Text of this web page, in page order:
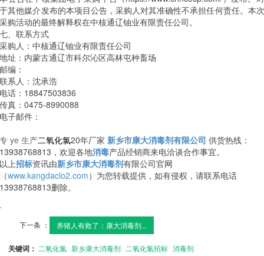
于其他媒介发布的本项目公告，采购人对其准确性不承担任何责任。本次
采购活动的最终解释权在中核通辽铀业有限责任公司。
七、联系方式
采购人：中核通辽铀业有限责任公司
地址：内蒙古通辽市科尔沁区高林屯种畜场
邮编：
联系人：沈承浩
电话：18847503836
传真：0475-8990088
电子邮件：
专 ye 生产二氧化氯20年厂家新乡市康大消毒剂有限公司 供货热线：
13938768813，欢迎各地消毒产品经销商来电洽谈合作事宜。
以上招标资讯由新乡市康大消毒剂有限公司官网
（www.kangdaclo2.com）为您转载提供，如有侵权，请联系电话
13938768813删除。
.
下一条 ： 养猪人有救了：康大消毒剂...
关键词：二氧化氯 新乡康大消毒剂 二氧化氯招标 消毒剂